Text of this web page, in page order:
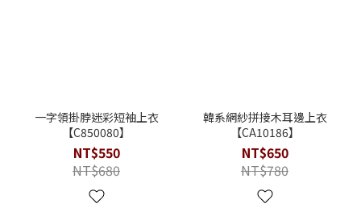
一字領掛脖迷彩短袖上衣
【C850080】
NT$550
NT$680
韓系網紗拼接木耳邊上衣
【CA10186】
NT$650
NT$780